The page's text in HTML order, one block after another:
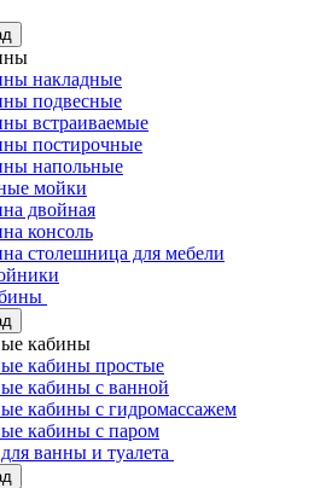
накладные
подвесные
встраиваемые
постирочные
напольные
мойки
двойная
консоль
столешница для мебели
кабины
кабины простые
кабины с ванной
кабины с гидромассажем
кабины с паром
ванны и туалета